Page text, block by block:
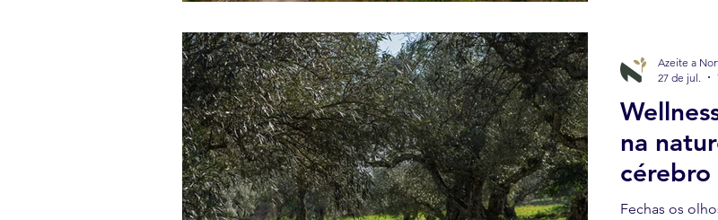
na
cérebro
Fechas os
Azeite a
27 de jul.